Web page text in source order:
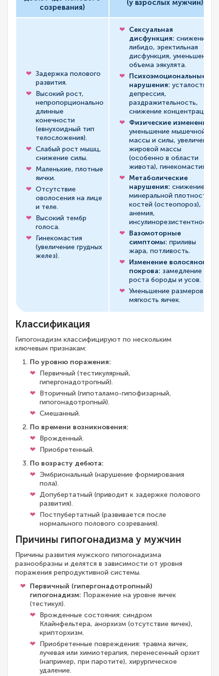
созревания)
(у взрослых мужчин)
Задержка полового
развития.
Высокий рост,
непропорционально
длинные
конечности
(евнухоидный тип
телосложения).
Слабый рост мышц,
снижение силы.
Маленькие, плотные
яички.
Отсутствие
оволосения на лице
и теле.
Высокий тембр
голоса.
Гинекомастия
(увеличение грудных
желез).
Сексуальная
дисфункция: снижение
либидо, эректильная
дисфункция, уменьшение
объема эякулята.
Психоэмоциональные
нарушения: усталость,
депрессия,
раздражительность,
снижение концентрации.
Физические изменения:
уменьшение мышечной
массы и силы, увеличение
жировой массы
(особенно в области
живота), гинекомастия.
Метаболические
нарушения: снижение
минеральной плотности
костей (остеопороз),
анемия,
инсулинорезистентность.
Вазомоторные
симптомы: приливы
жара, потливость.
Изменение волосяного
покрова: замедление
роста бороды и усов.
Уменьшение размеров и
мягкость яичек.
Классификация
Гипогонадизм классифицируют по нескольким
ключевым признакам:
По уровню поражения:
Первичный (тестикулярный,
гипергонадотропный).
Вторичный (гипоталамо-гипофизарный,
гипогонадотропный).
Смешанный.
По времени возникновения:
Врожденный.
Приобретенный.
По возрасту дебюта:
Эмбриональный (нарушение формирования
пола).
Допубертатный (приводит к задержке полового
развития).
Постпубертатный (развивается после
нормального полового созревания).
Причины гипогонадизма у мужчин
Причины развития мужского гипогонадизма
разнообразны и делятся в зависимости от уровня
поражения репродуктивной системы.
Первичный (гипергонадотропный)
гипогонадизм: Поражение на уровне яичек
(тестикул).
Врожденные состояния: синдром
Клайнфельтера, анорхизм (отсутствие яичек),
крипторхизм.
Приобретенные повреждения: травма яичек,
лучевая или химиотерапия, перенесенный орхит
(например, при паротите), хирургическое
удаление.